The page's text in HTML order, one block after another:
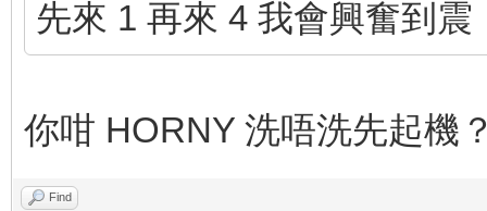
先來 1 再來 4 我會興奮到震
你咁 HORNY 洗唔洗先起機
Find